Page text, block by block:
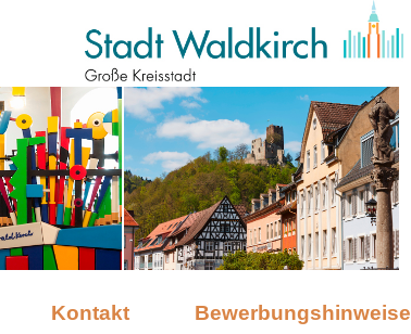
Kontakt
Bewerbungshinweise